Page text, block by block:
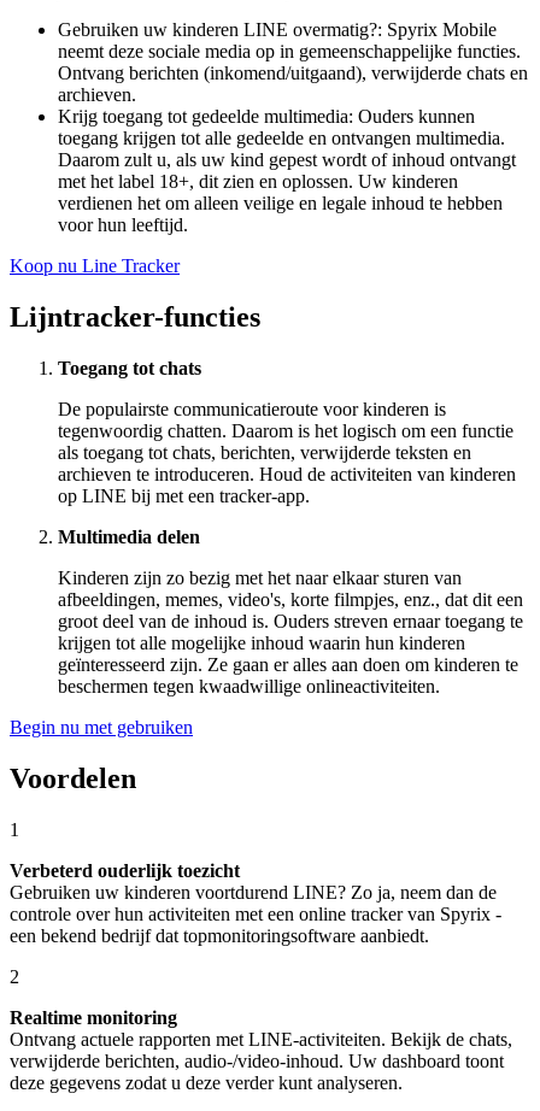
Gebruiken uw kinderen LINE overmatig?: Spyrix Mobile
neemt deze sociale media op in gemeenschappelijke functies.
Ontvang berichten (inkomend/uitgaand), verwijderde chats en
archieven.
Krijg toegang tot gedeelde multimedia: Ouders kunnen
toegang krijgen tot alle gedeelde en ontvangen multimedia.
Daarom zult u, als uw kind gepest wordt of inhoud ontvangt
met het label 18+, dit zien en oplossen. Uw kinderen
verdienen het om alleen veilige en legale inhoud te hebben
voor hun leeftijd.
Koop nu Line Tracker
Lijntracker-functies
Toegang tot chats
De populairste communicatieroute voor kinderen is
tegenwoordig chatten. Daarom is het logisch om een ​​functie
als toegang tot chats, berichten, verwijderde teksten en
archieven te introduceren. Houd de activiteiten van kinderen
op LINE bij met een tracker-app.
Multimedia delen
Kinderen zijn zo bezig met het naar elkaar sturen van
afbeeldingen, memes, video's, korte filmpjes, enz., dat dit een
groot deel van de inhoud is. Ouders streven ernaar toegang te
krijgen tot alle mogelijke inhoud waarin hun kinderen
geïnteresseerd zijn. Ze gaan er alles aan doen om kinderen te
beschermen tegen kwaadwillige onlineactiviteiten.
Begin nu met gebruiken
Voordelen
1
Verbeterd ouderlijk toezicht
Gebruiken uw kinderen voortdurend LINE? Zo ja, neem dan de
controle over hun activiteiten met een online tracker van Spyrix -
een bekend bedrijf dat topmonitoringsoftware aanbiedt.
2
Realtime monitoring
Ontvang actuele rapporten met LINE-activiteiten. Bekijk de chats,
verwijderde berichten, audio-/video-inhoud. Uw dashboard toont
deze gegevens zodat u deze verder kunt analyseren.